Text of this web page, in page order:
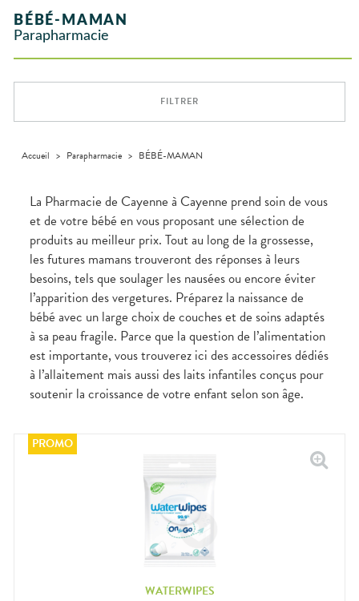
domicile
Orthopédie
Trousse à
Aroma
Boissons et
Aliments
Compléments
alimentaires
Dispositifs
VÉTÉRINAIRE
Etendre
Vétérinaire
VISAGE-
CORPS-
CHEVEUX
Etendre
Cheveux
Homme
Visage
Verrues
Spasmes
Vermifuges
- fatigue
Soins
dentaires
INTIMITÉ
Etendre
Sécheresses
MATÉRIEL ET
ACCESSOIRES
Etendre
musculaires
vasculaire
Irritations
Sécheresses
des yeux
OREILLES
- NEZ -Etendre
Maux
de gorge
Rhumes
- état
Toux
grasses
Toux
sèches
SANTÉ-
NUTRITION
Etendre
Boissons et
Aliments
Compléments
alimentaires
SEVRAGE
TABAGIQUE
Etendre
Gommes
SOINS
DENTAIRES
Etendre
Soins
dentaires
Bains de
bouche
Gencives
Hygiène
bucco-
TROUBLES DE
LA
CIRCULATION
Etendre
Jambes
lourdes
NOTRE
ÉQUIPE
UTILES
PHARMACIES
VIDÉOS DE
DISPOSITIFS
APPLICATION
SCAN
D’ORDONNANCE
BÉBÉ-MAMAN
Parapharmacie
FILTRER
Accueil > Parapharmacie > BÉBÉ-MAMAN
La Pharmacie de Cayenne à Cayenne prend soin de vous
et de votre bébé en vous proposant une sélection de
produits au meilleur prix. Tout au long de la grossesse,
les futures mamans trouveront des réponses à leurs
besoins, tels que soulager les nausées ou encore éviter
l’apparition des vergetures. Préparez la naissance de
bébé avec un large choix de couches et de soins adaptés
à sa peau fragile. Parce que la question de l’alimentation
est importante, vous trouverez ici des accessoires dédiés
à l’allaitement mais aussi des laits infantiles conçus pour
soutenir la croissance de votre enfant selon son âge.
WATERWIPES